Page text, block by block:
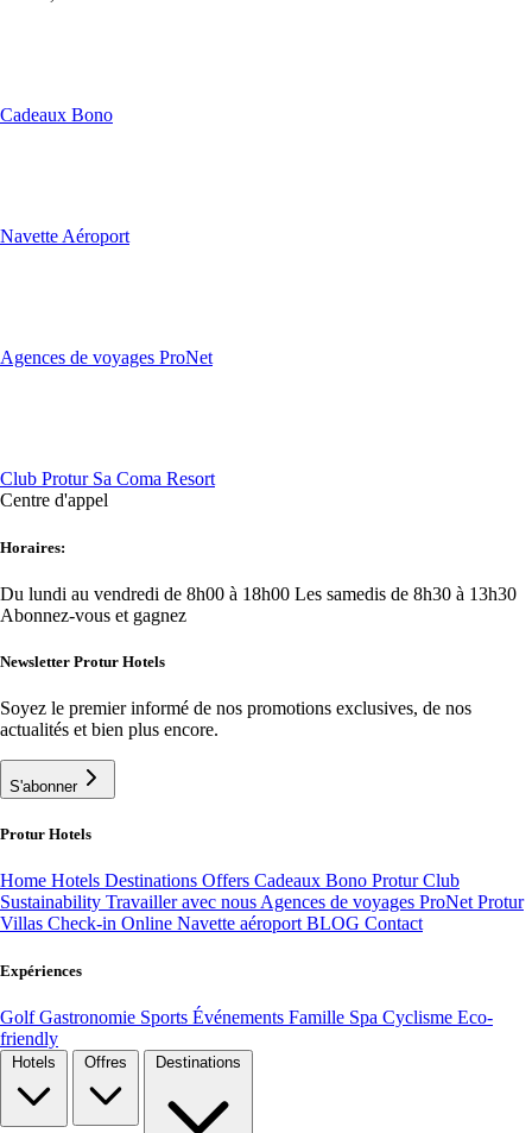
Cadeaux Bono
Navette Aéroport
Agences de voyages ProNet
Club Protur Sa Coma Resort
Centre d'appel
Horaires:
Du lundi au vendredi de 8h00 à 18h00 Les samedis de 8h30 à 13h30
Abonnez-vous et gagnez
Newsletter Protur Hotels
Soyez le premier informé de nos promotions exclusives, de nos
actualités et bien plus encore.
S'abonner
Protur Hotels
Home Hotels Destinations Offers Cadeaux Bono Protur Club
Sustainability Travailler avec nous Agences de voyages ProNet Protur
Villas Check-in Online Navette aéroport BLOG Contact
Expériences
GolfGastronomie Sports Événements Famille Spa Cyclisme Eco-
friendly